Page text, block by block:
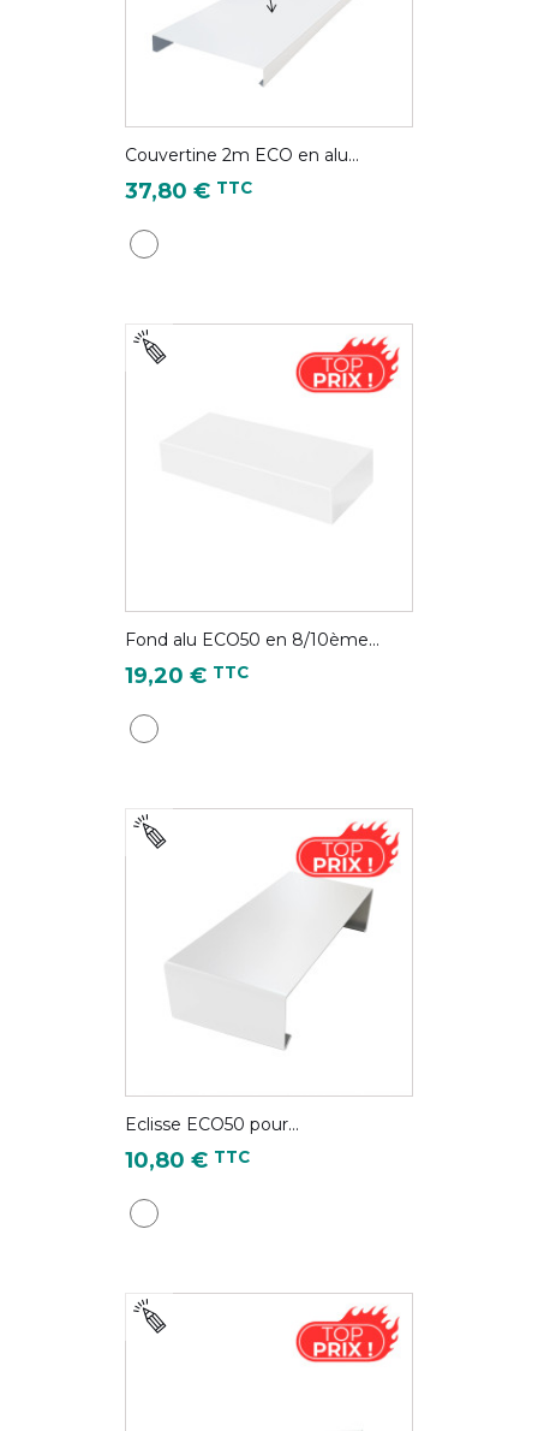
Couvertine 2m ECO en alu...
Prix
37,80 € TTC
Blanc pur - RAL 9010
Fond alu ECO50 en 8/10ème...
Prix
19,20 € TTC
Blanc pur - RAL 9010
Eclisse ECO50 pour...
Prix
10,80 € TTC
Blanc pur - RAL 9010